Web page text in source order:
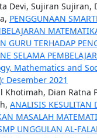
Devi, Sujiran Sujiran,
PENGGUNAAN
GURU TERHADAP
SELAMA
Mathematics and
Desember 2021
Khotimah, Dian Ratna
ANALISIS KESULITAN
MASALAH
UNGGULAN AL-